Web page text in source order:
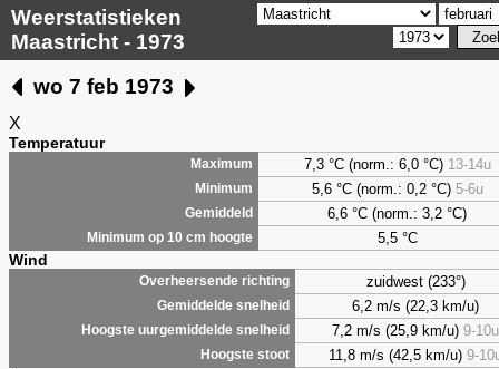
Weerstatistieken
Maastricht - 1973
wo 7 feb 1973
X
Temperatuur
Maximum 7,3 °C (norm.: 6,0 °C) 13-14u
Minimum 5,6 °C (norm.: 0,2 °C) 5-6u
Gemiddeld 6,6 °C (norm.: 3,2 °C)
Minimum op 10 cm hoogte 5,5 °C
Wind
Overheersende richting zuidwest (233°)
Gemiddelde snelheid 6,2 m/s (22,3 km/u)
Hoogste uurgemiddelde snelheid 7,2 m/s (25,9 km/u) 9-10u
Hoogste stoot 11,8 m/s (42,5 km/u) 9-